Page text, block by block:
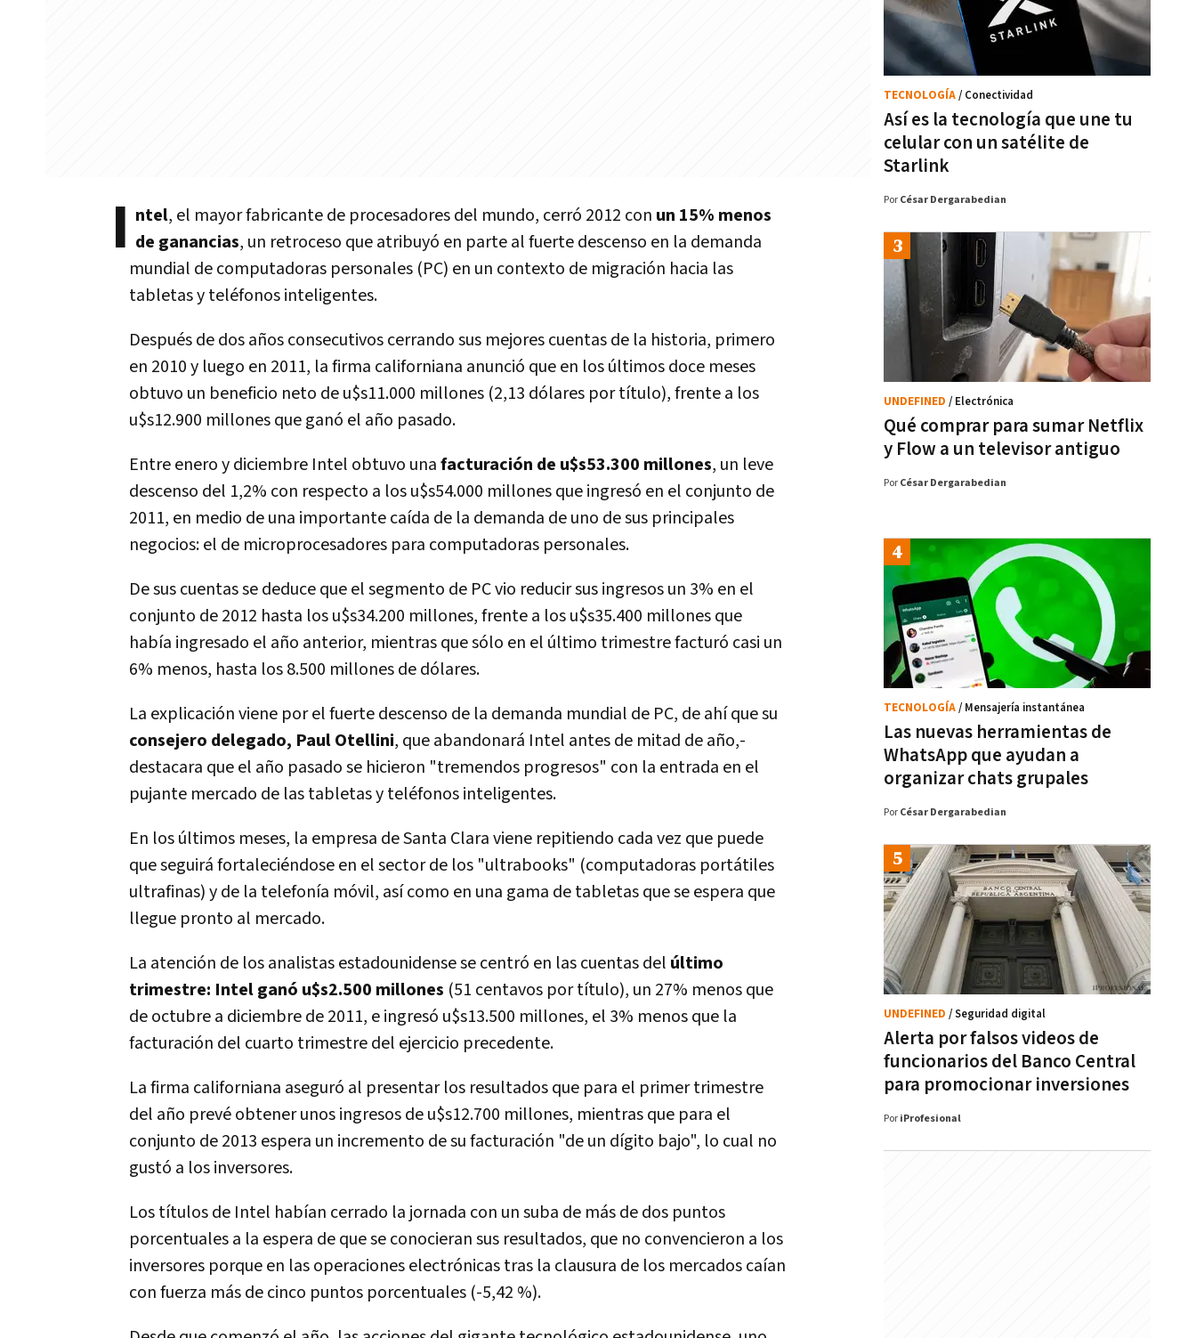
I ntel, el mayor fabricante de procesadores del mundo, cerró 2012 con un 15% menos
de ganancias, un retroceso que atribuyó en parte al fuerte descenso en la demanda
mundial de computadoras personales (PC) en un contexto de migración hacia las
tabletas y teléfonos inteligentes.
Después de dos años consecutivos cerrando sus mejores cuentas de la historia, primero
en 2010 y luego en 2011, la firma californiana anunció que en los últimos doce meses
obtuvo un beneficio neto de u$s11.000 millones (2,13 dólares por título), frente a los
u$s12.900 millones que ganó el año pasado.
Entre enero y diciembre Intel obtuvo unafacturación de u$s53.300 millones, un leve
descenso del 1,2% con respecto a los u$s54.000 millones que ingresó en el conjunto de
2011, en medio de una importante caída de la demanda de uno de sus principales
negocios: el de microprocesadores para computadoras personales.
De sus cuentas se deduce que el segmento de PC vio reducir sus ingresos un 3% en el
conjunto de 2012 hasta los u$s34.200 millones, frente a los u$s35.400 millones que
había ingresado el año anterior, mientras que sólo en el último trimestre facturó casi un
6% menos, hasta los 8.500 millones de dólares.
La explicación viene por el fuerte descenso de la demanda mundial de PC, de ahí que su
consejero delegado, Paul Otellini, que abandonará Intel antes de mitad de año,-
destacara que el año pasado se hicieron "tremendos progresos" con la entrada en el
pujante mercado de las tabletas y teléfonos inteligentes.
En los últimos meses, la empresa de Santa Clara viene repitiendo cada vez que puede
que seguirá fortaleciéndose en el sector de los "ultrabooks" (computadoras portátiles
ultrafinas) y de la telefonía móvil, así como en una gama de tabletas que se espera que
llegue pronto al mercado.
La atención de los analistas estadounidense se centró en las cuentas del último
trimestre: Intel ganó u$s2.500 millones (51 centavos por título), un 27% menos que
de octubre a diciembre de 2011, e ingresó u$s13.500 millones, el 3% menos que la
facturación del cuarto trimestre del ejercicio precedente.
La firma californiana aseguró al presentar los resultados que para el primer trimestre
del año prevé obtener unos ingresos de u$s12.700 millones, mientras que para el
conjunto de 2013 espera un incremento de su facturación "de un dígito bajo", lo cual no
gustó a los inversores.
Los títulos de Intel habían cerrado la jornada con un suba de más de dos puntos
porcentuales a la espera de que se conocieran sus resultados, que no convencieron a los
inversores porque en las operaciones electrónicas tras la clausura de los mercados caían
con fuerza más de cinco puntos porcentuales (-5,42 %).
Así es la tecnología que une tu
celular con un satélite de
Starlink
TECNOLOGÍA/ Conectividad
Por César Dergarabedian
Qué comprar para sumar Netflix
y Flow a un televisor antiguo
UNDEFINED / Electrónica
Por César Dergarabedian
Las nuevas herramientas de
WhatsApp que ayudan a
organizar chats grupales
TECNOLOGÍA/ Mensajería instantánea
Por César Dergarabedian
Alerta por falsos videos de
funcionarios del Banco Central
para promocionar inversiones
UNDEFINED / Seguridad digital
Por iProfesional